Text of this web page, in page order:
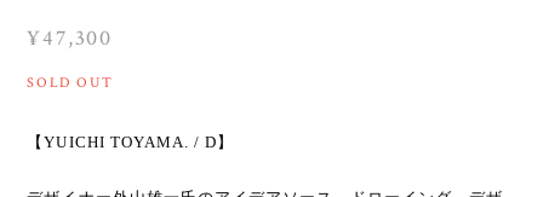
¥47,300
SOLD OUT
【YUICHI TOYAMA. / D】